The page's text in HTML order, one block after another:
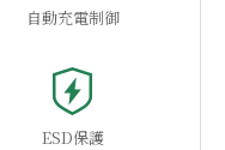
自動充電制御
ESD保護